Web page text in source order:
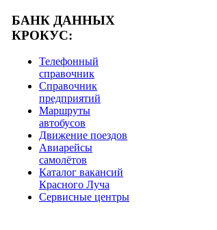
БАНК ДАННЫХ
КРОКУС:
Телефонный
справочник
Справочник
предприятий
Маршруты
автобусов
Движение поездов
Авиарейсы
самолётов
Каталог вакансий
Красного Луча
Сервисные центры